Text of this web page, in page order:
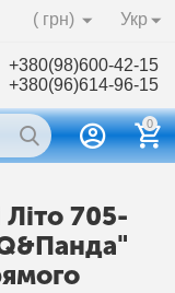
Укр
( грн)
+380(98)600-42-15
+380(96)614-96-15
0
Літо 705-